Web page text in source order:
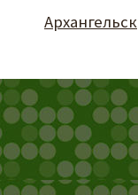
Архангельск